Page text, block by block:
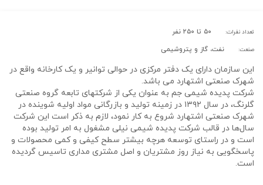
تعداد نفرات: ۵۰ تا ۲۵۰ نفر
صنعت: نفت، گاز و پتروشیمی
این سازمان دارای یک دفتر مرکزی در حوالی توانیر و یک کارخانه واقع در
شهرک صنعتی اشتهارد می باشد.
شرکت پدیده شیمی جم به عنوان یکی از شرکتهای تابعه گروه صنعتی
گلرنگ، در سال ۱۳۹۲ در زمینه تولید و بازرگانی مواد اولیه شوینده در
شهرک صنعتی اشتهارد شروع به کار نمود، لازم به ذکر است این شرکت
سال‌ها در قالب شرکت پدیده شیمی نیلی مشغول به امر تولید بوده
است و در راستای توسعه هرچه بیشتر سطح کیفی و کمی محصولات و
پاسخگویی به نیاز روز مشتریان و اصل مشتری مداری تاسیس گردیده
است.